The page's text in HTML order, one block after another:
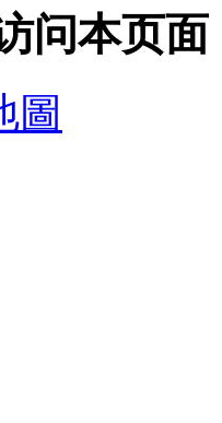
问本页
圖